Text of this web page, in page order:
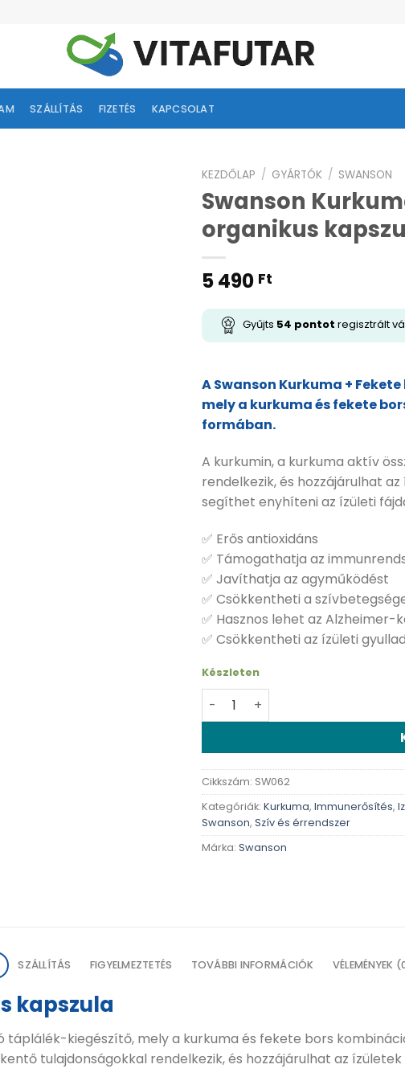
SZÁLLÍTÁS FIZETÉS KAPCSOLAT
KEZDŐLAP / GYÁRTÓK / SWANSON
Swanson
organikus
5 490 Ft
Gyűjts 54 pontot regisztrált
A Swanson Kurkuma +
mely a kurkuma és fekete
formában.
A kurkumin, a kurkuma aktív
rendelkezik, és hozzájárulhat
segíthet enyhíteni az ízületi
✅ Erős antioxidáns
✅ Támogathatja az
✅ Javíthatja az agyműködést
✅ Csökkentheti a
✅ Hasznos lehet az Alzheimer-
✅ Csökkentheti az ízületi
Készleten
Swanson Kurkuma, fekete bors
Cikkszám: SW062
Kategóriák: Kurkuma, Immunerősítés,
Swanson, Szív és érrendszer
Márka: Swanson
SZÁLLÍTÁS FIGYELMEZTETÉS TOVÁBBI INFORMÁCIÓK VÉLEMÉNYEK
kapszula
táplálék-kiegészítő, mely a kurkuma és fekete bors
tulajdonságokkal rendelkezik, és hozzájárulhat az